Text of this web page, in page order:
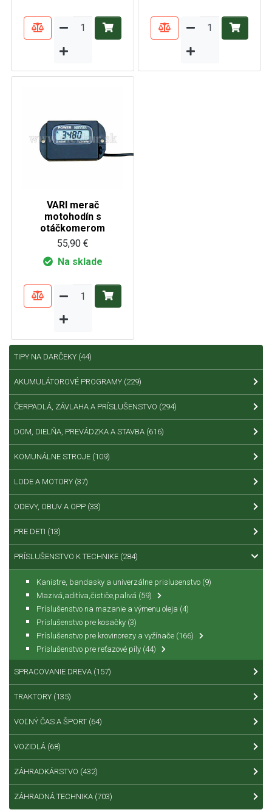
VARI merač
motohodín s
otáčkomerom
55,90 €
Na sklade
TIPY NA DARČEKY (44)
AKUMULÁTOROVÉ PROGRAMY (229)
ČERPADLÁ, ZÁVLAHA A PRÍSLUŠENSTVO (294)
DOM, DIELŇA, PREVÁDZKA A STAVBA (616)
KOMUNÁLNE STROJE (109)
LODE A MOTORY (37)
ODEVY, OBUV A OPP (33)
PRE DETI (13)
PRÍSLUŠENSTVO K TECHNIKE (284)
Kanistre, bandasky a univerzálne prislusenstvo (9)
Mazivá,aditíva,čističe,palivá (59)
Príslušenstvo na mazanie a výmenu oleja (4)
Príslušenstvo pre kosačky (3)
Príslušenstvo pre krovinorezy a vyžínače (166)
Príslušenstvo pre reťazové píly (44)
SPRACOVANIE DREVA (157)
TRAKTORY (135)
VOĽNÝ ČAS A ŠPORT (64)
VOZIDLÁ (68)
ZÁHRADKÁRSTVO (432)
ZÁHRADNÁ TECHNIKA (703)